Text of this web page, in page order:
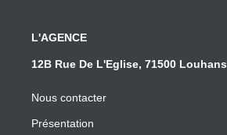
L'AGENCE
12B Rue De L'Eglise, 71500 Louhans
Nous contacter
Présentation